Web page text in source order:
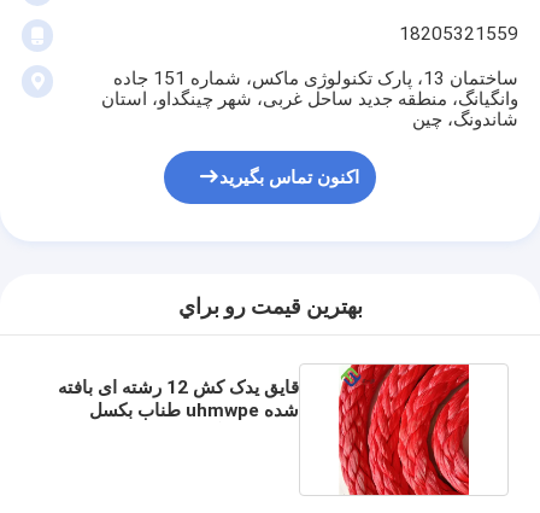
18205321559
ساختمان 13، پارک تکنولوژی ماکس، شماره 151 جاده
وانگیانگ، منطقه جدید ساحل غربی، شهر چینگداو، استان
شاندونگ، چین
اکنون تماس بگیرید
بهترين قيمت رو براي
قایق یدک کش 12 رشته ای بافته
شده uhmwpe طناب بکسل